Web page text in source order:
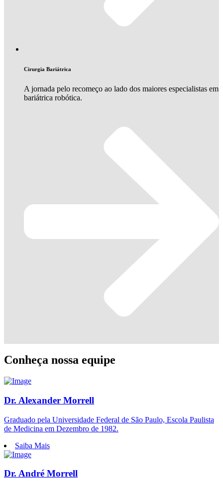
Cirurgia Bariátrica
A jornada pelo recomeço ao lado dos maiores especialistas em
bariátrica robótica.
Conheça nossa equipe
Dr. Alexander Morrell
Graduado pela Universidade Federal de São Paulo, Escola Paulista
de Medicina em Dezembro de 1982.
Saiba Mais
Dr. André Morrell